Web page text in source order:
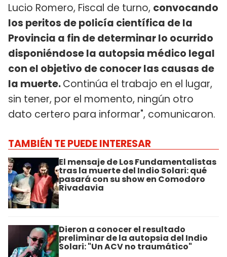
Lucio Romero, Fiscal de turno, convocando
los peritos de policía científica de la
Provincia a fin de determinar lo ocurrido
disponiéndose la autopsia médico legal
con el objetivo de conocer las causas de
la muerte.Continúa el trabajo en el lugar,
sin tener, por el momento, ningún otro
dato certero para informar", comunicaron.
TAMBIÉN TE PUEDE INTERESAR
El mensaje de Los Fundamentalistas
tras la muerte del Indio Solari: qué
pasará con su show en Comodoro
Rivadavia
Dieron a conocer el resultado
preliminar de la autopsia del Indio
Solari: "Un ACV no traumático"